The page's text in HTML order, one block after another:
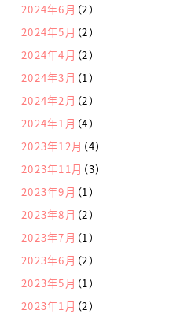
2024年6月 （2）
2024年5月 （2）
2024年4月 （2）
2024年3月 （1）
2024年2月 （2）
2024年1月 （4）
2023年12月 （4）
2023年11月 （3）
2023年9月 （1）
2023年8月 （2）
2023年7月 （1）
2023年6月 （2）
2023年5月 （1）
2023年1月 （2）